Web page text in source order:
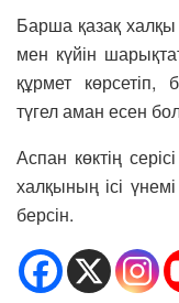
Барша қазақ
мен күйін
құрмет көрсетіп,
түгел аман есен
Аспан көктің
халқының ісі
берсін.